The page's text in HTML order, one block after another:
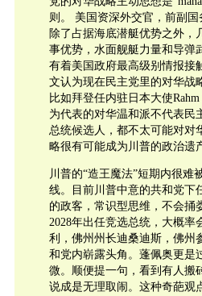
则。 美国资深外交官，前副
除了占据海底潜艇优势之外，
事优势，水面舰艇力量和导弹
有着美国政府最高级别情报接
文认为现在民主党里的对华战
比如拜登任内驻日本大使
为代表的对华温和派不代表民
总统候选人，都不太可能对对
略很有可能成为川普的政治遗
川普的“造王魔法”短期内很难
线。目前川普中意的共和党下
的政客，常识型思维，不会捅
2028年出任竞选总统，大概
利，佛州州长迪桑迪斯，佛州
和党内崭露头角。蓬佩奥更是
微。顺便提一句，看到有人搬
说成是无理取闹。这种奇葩观